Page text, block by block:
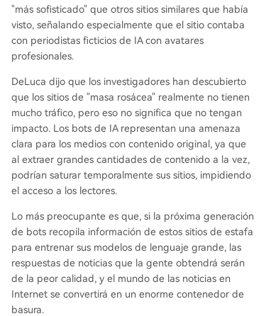
"más sofisticado" que otros sitios similares que había
visto, señalando especialmente que el sitio contaba
con periodistas ficticios de IA con avatares
profesionales.
DeLuca dijo que los investigadores han descubierto
que los sitios de "masa rosácea" realmente no tienen
mucho tráfico, pero eso no significa que no tengan
impacto. Los bots de IA representan una amenaza
clara para los medios con contenido original, ya que
al extraer grandes cantidades de contenido a la vez,
podrían saturar temporalmente sus sitios, impidiendo
el acceso a los lectores.
Lo más preocupante es que, si la próxima generación
de bots recopila información de estos sitios de estafa
para entrenar sus modelos de lenguaje grande, las
respuestas de noticias que la gente obtendrá serán
de la peor calidad, y el mundo de las noticias en
Internet se convertirá en un enorme contenedor de
basura.